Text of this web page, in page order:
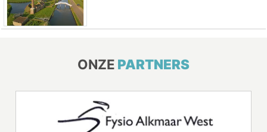
ONZE PARTNERS